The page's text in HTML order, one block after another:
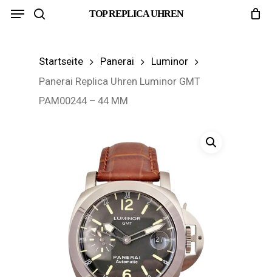
Skip
TOP REPLICA UHREN
Menu
Startseite Panerai
Luminor
Panerai Replica Uhren Luminor GMT
PAM00244 – 44 MM